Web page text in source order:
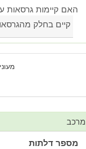
האם קיימות גרסאות
קיים בחלק
מרכב
מספר דלתות